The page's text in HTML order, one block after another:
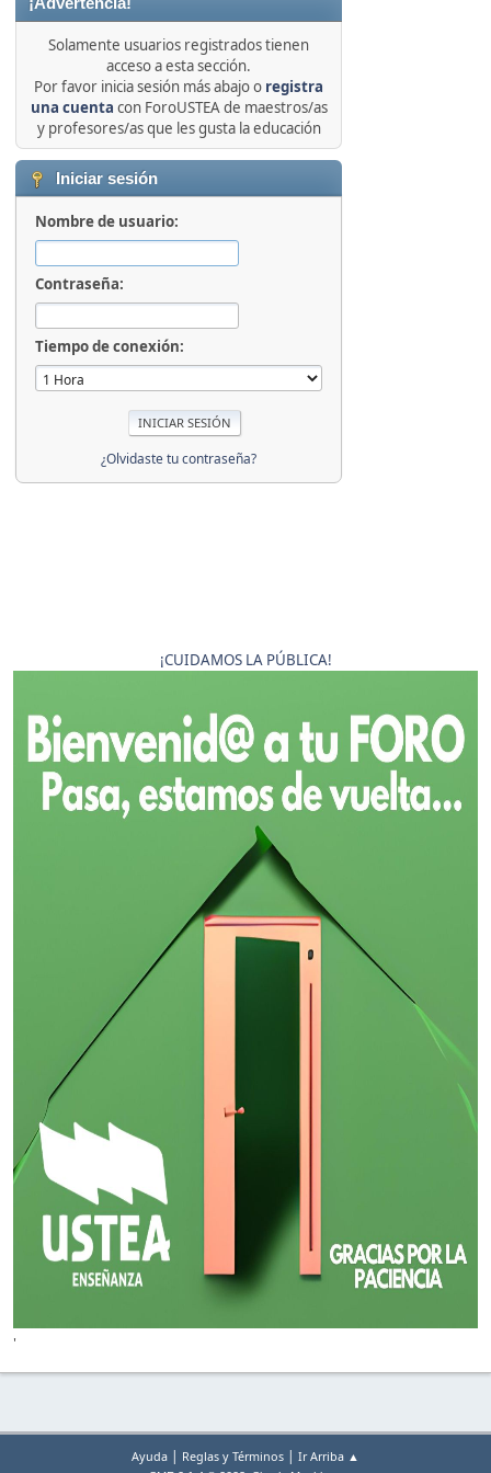
Solamente usuarios registrados tienen
acceso a esta sección.
Por favor inicia sesión más abajo o registra
una cuenta con ForoUSTEA de maestros/as
y profesores/as que les gusta la educación
Iniciar sesión
Nombre de usuario:
Contraseña:
Tiempo de conexión:
¿Olvidaste tu contraseña?
¡CUIDAMOS LA PÚBLICA!
'
Ayuda | Reglas y Términos | Ir Arriba ▲